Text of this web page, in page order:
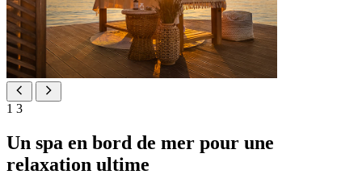
1 3
Un spa en bord de mer pour une
relaxation ultime